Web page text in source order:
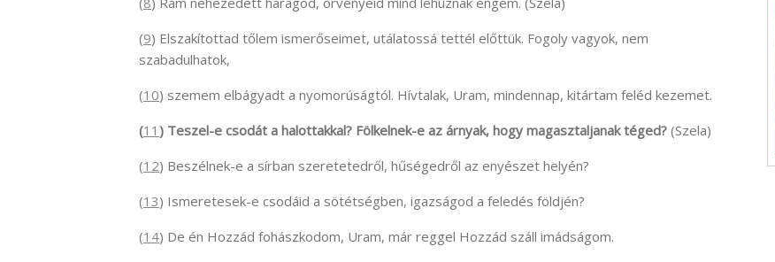
(9) Elszakítottad tőlem ismerőseimet, utálatossá tettél előttük. Fogoly vagyok, nem
szabadulhatok,
(10) szemem elbágyadt a nyomorúságtól. Hívtalak, Uram, mindennap, kitártam feléd kezemet.
(11 ) Teszel-e csodát a halottakkal? Fölkelnek-e az árnyak, hogy magasztaljanak téged? (Szela)
(12) Beszélnek-e a sírban szeretetedről, hűségedről az enyészet helyén?
(13) Ismeretesek-e csodáid a sötétségben, igazságod a feledés földjén?
(14) De én Hozzád fohászkodom, Uram, már reggel Hozzád száll imádságom.